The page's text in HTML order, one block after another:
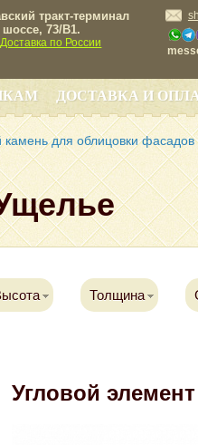
тракт-терминал
шоссе, 73/B1.
Доставка по России
ДОСТАВКА И
камень для облицовки фасадов
Толщина
Угловой